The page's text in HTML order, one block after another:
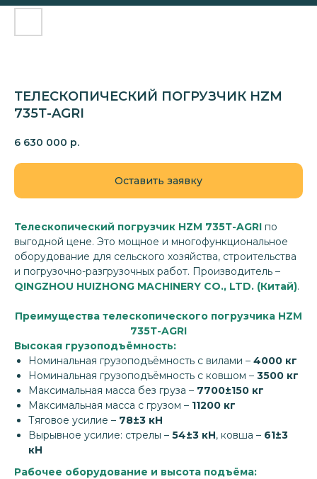
ТЕЛЕСКОПИЧЕСКИЙ ПОГРУЗЧИК HZM
735Т-AGRI
6 630 000 р.
Оставить заявку
Телескопический погрузчик HZM 735Т-AGRI по
выгодной цене. Это мощное и многофункциональное
оборудование для сельского хозяйства, строительства
и погрузочно-разгрузочных работ. Производитель –
QINGZHOU HUIZHONG MACHINERY CO., LTD. (Китай).
Преимущества телескопического погрузчика HZM
735Т-AGRI
Высокая грузоподъёмность:
Номинальная грузоподъёмность с вилами – 4000 кг
Номинальная грузоподъёмность с ковшом – 3500 кг
Максимальная масса без груза – 7700±150 кг
Максимальная масса с грузом – 11200 кг
Тяговое усилие – 78±3 кН
Вырывное усилие: стрелы – 54±3 кН, ковша – 61±3
кН
Рабочее оборудование и высота подъёма: